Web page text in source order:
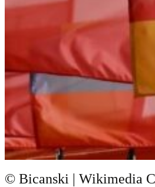
© Bicanski | Wikimedia